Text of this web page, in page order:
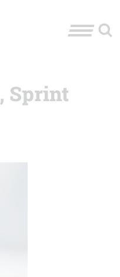
Sprint